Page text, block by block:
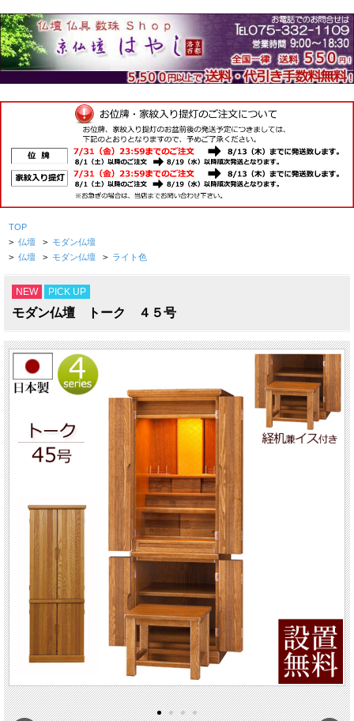
TOP
> 仏壇 > モダン仏壇
> 仏壇 > モダン仏壇 > ライト色
NEW PICK UP
モダン仏壇 トーク ４５号